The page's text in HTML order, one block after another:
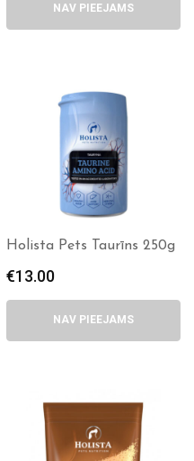
NAV PIEEJAMS
Holista Pets Taurīns 250g
€13.00
NAV PIEEJAMS